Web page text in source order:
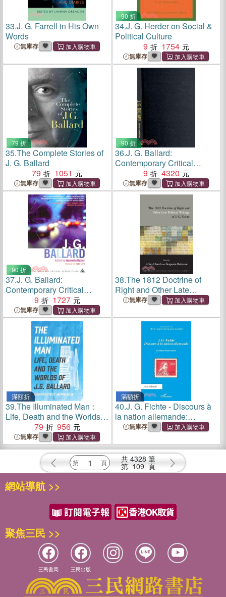
33.J. G. Farrell in His Own
Words
無庫存
90 折
34.J. G. Herder on Social &
Political Culture
9
1754
無庫存
79 折
35.The Complete Stories of
J. G. Ballard
79
1051
無庫存
90 折
36.J. G. Ballard:
Contemporary Critical
Perspectives
9 4320
無庫存
90 折
37.J. G. Ballard:
Contemporary Critical
Perspectives
9 1727
無庫存
38.The 1812 Doctrine of
Right and Other Late
Political Writings of J. G.
無庫存
滿額折
39.The Illuminated Man：
Life, Death and the Worlds
of J. G. Ballard
79 956
無庫存
滿額折
40.J. G. Fichte - Discours à
la nation allemande:
Lectures d'une oeuvre
無庫存
共 4328 筆
第 109 頁
網站導航 >>
聚焦三民 >>
三民書局 三民出版